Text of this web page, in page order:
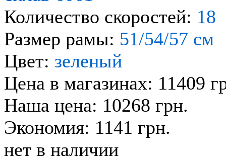
Количество скоростей: 18
Размер рамы: 51/54/57 см
Цвет: зеленый
Цена в магазинах: 11409
Наша цена: 10268 грн.
Экономия: 1141 грн.
нет в наличии